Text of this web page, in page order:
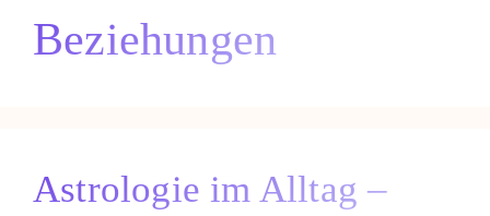
Beziehungen
Astrologie im Alltag –